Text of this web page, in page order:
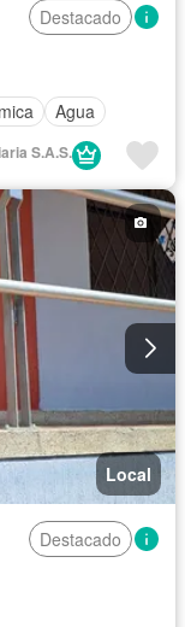
Destacado
Agua
S.A.S.
Local
Destacado